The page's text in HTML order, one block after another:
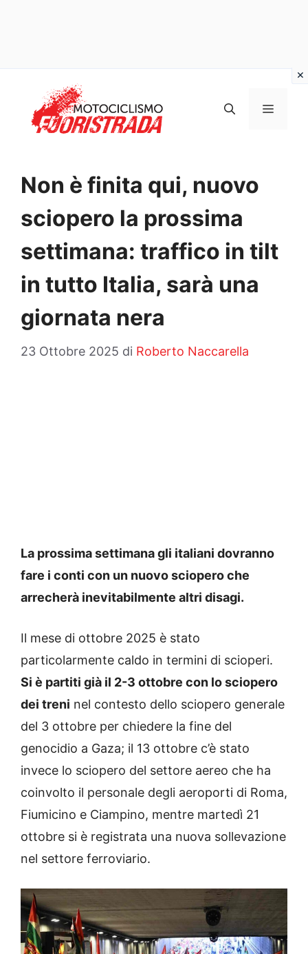
contenuto
MENU
Non è finita qui, nuovo
sciopero la prossima
settimana: traffico in tilt
in tutto Italia, sarà una
giornata nera
23 Ottobre 2025 di Roberto Naccarella
La prossima settimana gli italiani dovranno
fare i conti con un nuovo sciopero che
arrecherà inevitabilmente altri disagi.
Il mese di ottobre 2025 è stato
particolarmente caldo in termini di scioperi.
Si è partiti già il 2-3 ottobre con lo sciopero
dei treni nel contesto dello sciopero generale
del 3 ottobre per chiedere la fine del
genocidio a Gaza; il 13 ottobre c’è stato
invece lo sciopero del settore aereo che ha
coinvolto il personale degli aeroporti di Roma,
Fiumicino e Ciampino, mentre martedì 21
ottobre si è registrata una nuova sollevazione
nel settore ferroviario.